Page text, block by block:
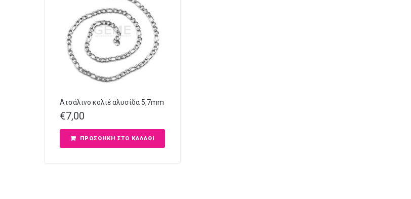
Ατσάλινο κολιέ αλυσίδα 5,7mm
€7,00
ΠΡΟΣΘΉΚΗ ΣΤΟ ΚΑΛΆΘΙ